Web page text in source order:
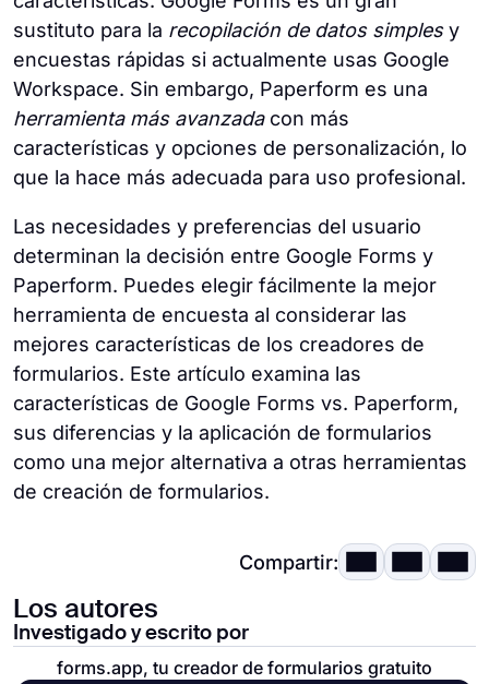
sustituto para la recopilación de datos simplesy
encuestas rápidas si actualmente usas Google
Workspace. Sin embargo, Paperform es una
herramienta más avanzadacon más
características y opciones de personalización, lo
que la hace más adecuada para uso profesional.
Las necesidades y preferencias del usuario
determinan la decisión entre Google Forms y
Paperform. Puedes elegir fácilmente la mejor
herramienta de encuesta al considerar las
mejores características de los creadores de
formularios. Este artículo examina las
características de Google Forms vs. Paperform,
sus diferencias y la aplicación de formularios
como una mejor alternativa a otras herramientas
de creación de formularios.
Compartir:
Los autores
Investigado y escrito por
forms.app, tu creador de formularios gratuito